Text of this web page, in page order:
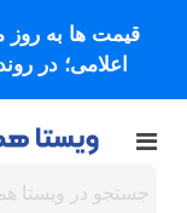
قیمت ها به روز
اعلامی؛ در